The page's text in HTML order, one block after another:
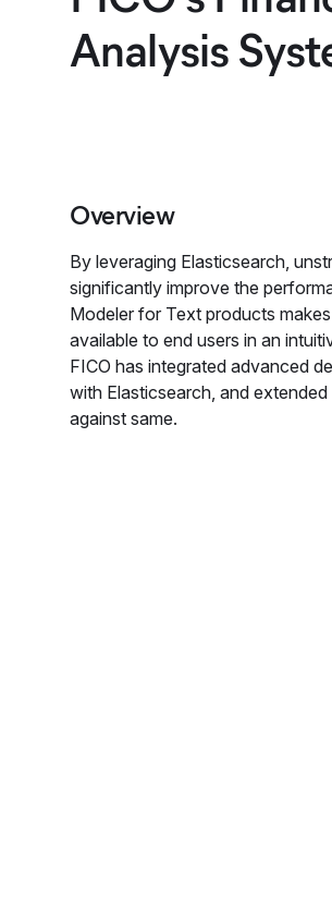
Analysis
Overview
By leveraging Elasticsearch,
significantly improve the
Modeler for Text products
available to end users in an
FICO has integrated advanced
with Elasticsearch, and
against same.